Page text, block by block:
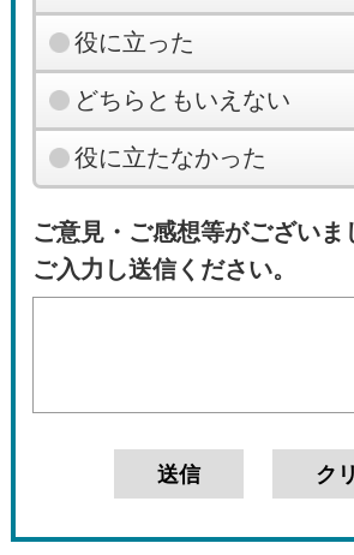
役に立った
どちらともいえない
役に立たなかった
ご意見・ご感想等がございま
ご入力し送信ください。